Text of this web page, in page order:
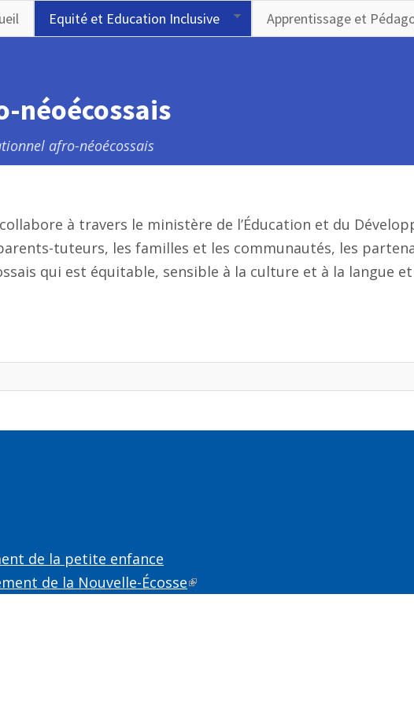
Equité et Education Inclusive Apprentissage et
néoécossais
afro-néoécossais
collabore à travers le ministère de l’Éducation et du
tuteurs, les familles et les communautés, les
qui est équitable, sensible à la culture et à la langue
external)
de la petite enfance
de la Nouvelle-Écosse(link is external)